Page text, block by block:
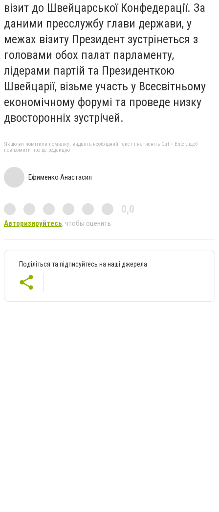
візит до Швейцарської Конфедерації. За
даними пресслужбу глави держави, у
межах візиту Президент зустрінеться з
головами обох палат парламенту,
лідерами партій та Президенткою
Швейцарії, візьме участь у Всесвітньому
економічному форумі та проведе низку
двосторонніх зустрічей.
Якщо ви помітили помилку, виділіть необхідний текст і натисніть Ctrl + Enter, щоб
повідомити про це редакцію
Ефименко Анастасия
0,0
Авторизируйтесь, чтобы оценить
Поділіться та підписуйтесь на наші джерела